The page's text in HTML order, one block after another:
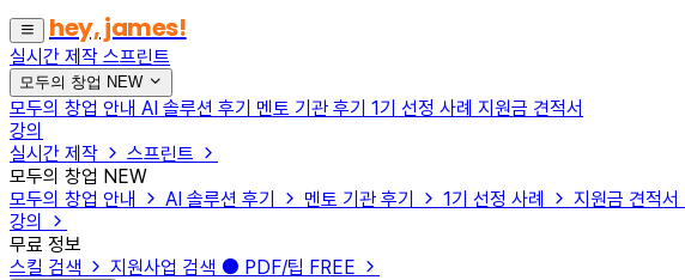
hey, james!
실시간 제작 스프린트
모두의 창업 NEW
모두의 창업 안내 AI 솔루션 후기 멘토 기관 후기 1기 선정 사례 지원금 견적서
강의
실시간 제작
스프린트
모두의 창업 NEW
모두의 창업 안내
AI 솔루션 후기 멘토 기관 후기 1기 선정 사례
지원금 견적서
강의
무료 정보
스킬 검색
지원사업 검색 PDF/팁 FREE